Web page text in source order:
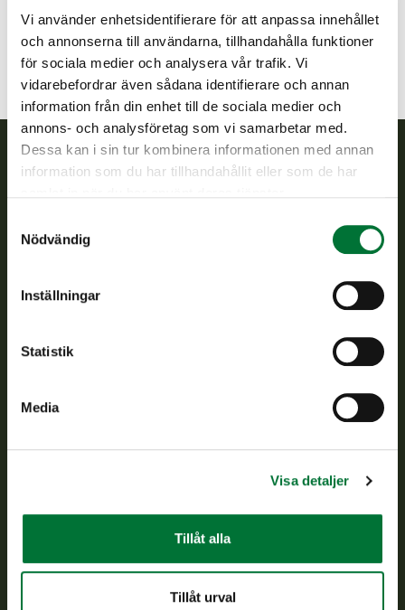
Vi använder enhetsidentifierare för att anpassa innehållet
och annonserna till användarna, tillhandahålla funktioner
för sociala medier och analysera vår trafik. Vi
vidarebefordrar även sådana identifierare och annan
information från din enhet till de sociala medier och
annons- och analysföretag som vi samarbetar med.
Dessa kan i sin tur kombinera informationen med annan
information som du har tillhandahållit eller som de har
Nödvändig
Inställningar
Statistik
Media
Visa detaljer
Tillåt alla
Tillåt urval
Finlands viltcentral
Finlands viltcentral främjar en hållbar vilthushållning, stöder
jaktvårdsföreningarnas verksamhet, ser till att viltpolitiken